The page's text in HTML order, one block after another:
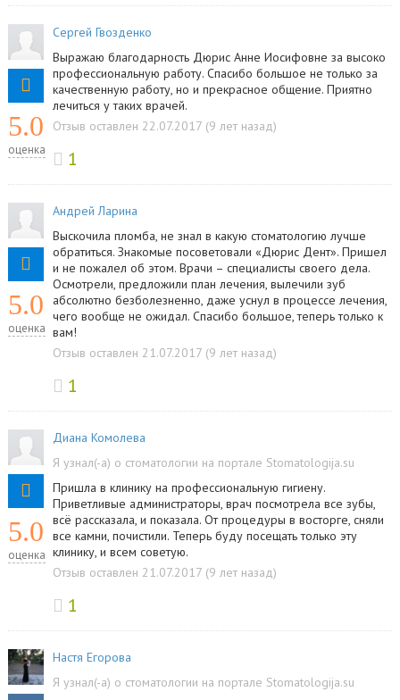
5.0
оценка
Сергей Гвозденко
Выражаю благодарность Дюрис Анне Иосифовне за высоко
профессиональную работу. Спасибо большое не только за
качественную работу, но и прекрасное общение. Приятно
лечиться у таких врачей.
Отзыв оставлен 22.07.2017 (9 лет назад)
1
5.0
оценка
Андрей Ларина
Выскочила пломба, не знал в какую стоматологию лучше
обратиться. Знакомые посоветовали «Дюрис Дент». Пришел
и не пожалел об этом. Врачи – специалисты своего дела.
Осмотрели, предложили план лечения, вылечили зуб
абсолютно безболезненно, даже уснул в процессе лечения,
чего вообще не ожидал. Спасибо большое, теперь только к
вам!
Отзыв оставлен 21.07.2017 (9 лет назад)
1
5.0
оценка
Диана Комолева
Я узнал(-а) о стоматологии на портале Stomatologija.su
Пришла в клинику на профессиональную гигиену.
Приветливые администраторы, врач посмотрела все зубы,
всё рассказала, и показала. От процедуры в восторге, сняли
все камни, почистили. Теперь буду посещать только эту
клинику, и всем советую.
Отзыв оставлен 21.07.2017 (9 лет назад)
1
Настя Егорова
Я узнал(-а) о стоматологии на портале Stomatologija.su